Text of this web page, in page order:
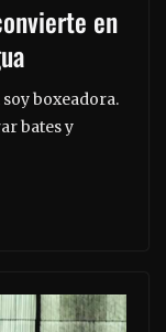
en
boxeadora.
bates y